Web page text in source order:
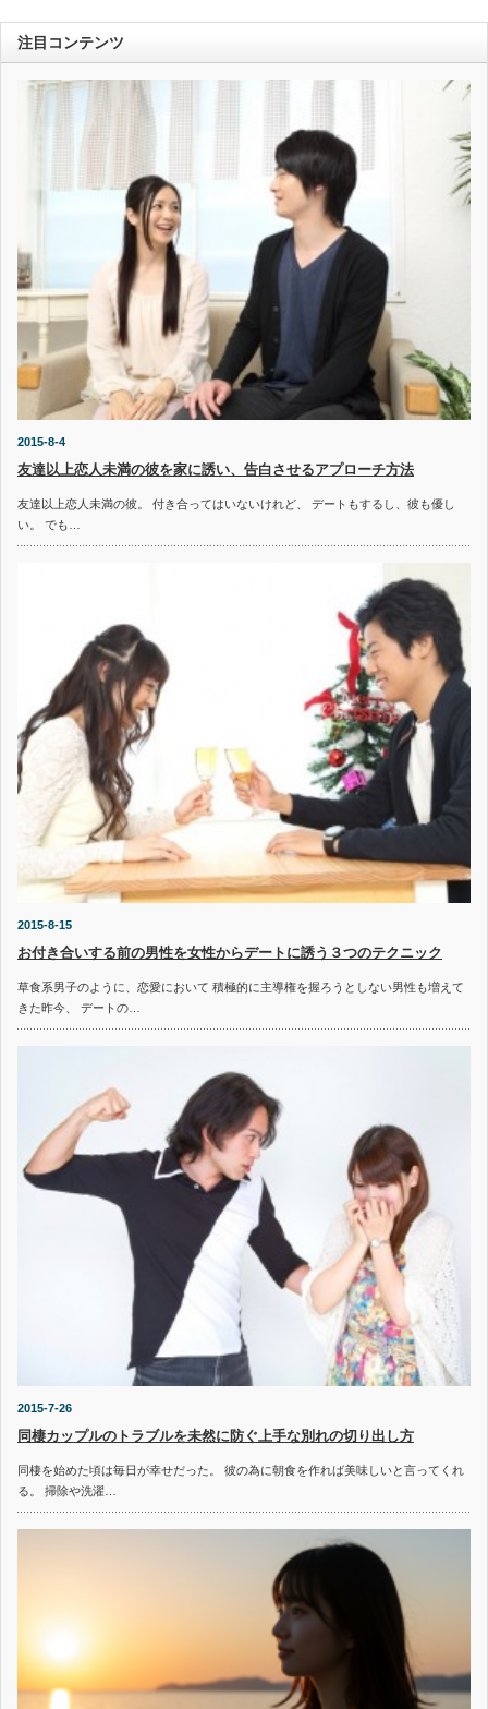
注目コンテンツ
2015-8-4
友達以上恋人未満の彼を家に誘い、告白させるアプローチ方法
友達以上恋人未満の彼。 付き合ってはいないけれど、 デートもするし、彼も優し
い。 でも…
2015-8-15
お付き合いする前の男性を女性からデートに誘う３つのテクニック
草食系男子のように、恋愛において 積極的に主導権を握ろうとしない男性も増えて
きた昨今、 デートの…
2015-7-26
同棲カップルのトラブルを未然に防ぐ上手な別れの切り出し方
同棲を始めた頃は毎日が幸せだった。 彼の為に朝食を作れば美味しいと言ってくれ
る。 掃除や洗濯…